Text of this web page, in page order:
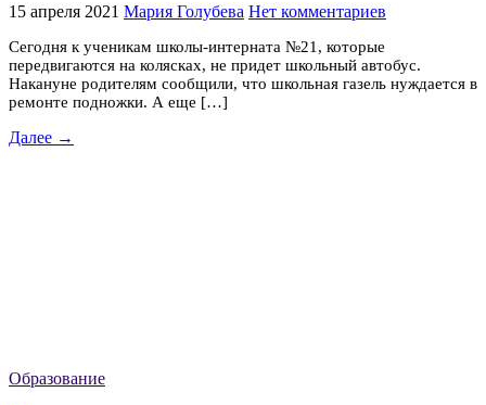
15 апреля 2021 Мария Голубева Нет комментариев
Сегодня к ученикам школы-интерната №21, которые
передвигаются на колясках, не придет школьный автобус.
Накануне родителям сообщили, что школьная газель нуждается в
ремонте подножки. А еще […]
Далее →
Образование